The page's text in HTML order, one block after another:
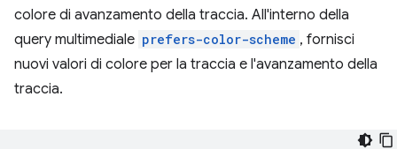
colore di avanzamento della traccia. All'interno della
query multimediale prefers-color-scheme , fornisci
nuovi valori di colore per la traccia e l'avanzamento della
traccia.